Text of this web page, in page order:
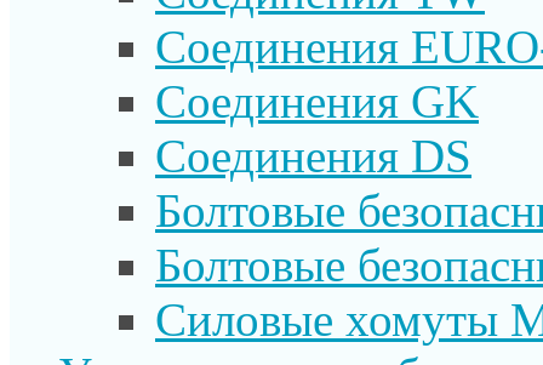
Соединения
Соединения GK
Соединения DS
Болтовые
Болтовые
Силовые хомуты